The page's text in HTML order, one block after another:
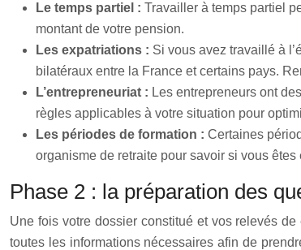
Le temps partiel : Travailler à temps partiel
montant de votre pension.
Les expatriations : Si vous avez travaillé à
bilatéraux entre la France et certains pays.
L’entrepreneuriat : Les entrepreneurs ont
règles applicables à votre situation pour
Les périodes de formation : Certaines
organisme de retraite pour savoir si vous êtes
Phase 2 : la préparation des
Une fois votre dossier constitué et vos relevés
toutes les informations nécessaires afin de